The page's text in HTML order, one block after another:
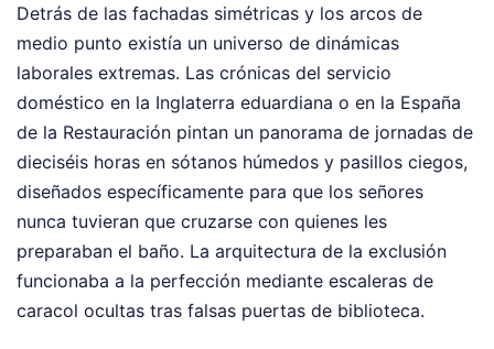
Detrás de las fachadas simétricas y los arcos de
medio punto existía un universo de dinámicas
laborales extremas. Las crónicas del servicio
doméstico en la Inglaterra eduardiana o en la España
de la Restauración pintan un panorama de jornadas de
dieciséis horas en sótanos húmedos y pasillos ciegos,
diseñados específicamente para que los señores
nunca tuvieran que cruzarse con quienes les
preparaban el baño. La arquitectura de la exclusión
funcionaba a la perfección mediante escaleras de
caracol ocultas tras falsas puertas de biblioteca.